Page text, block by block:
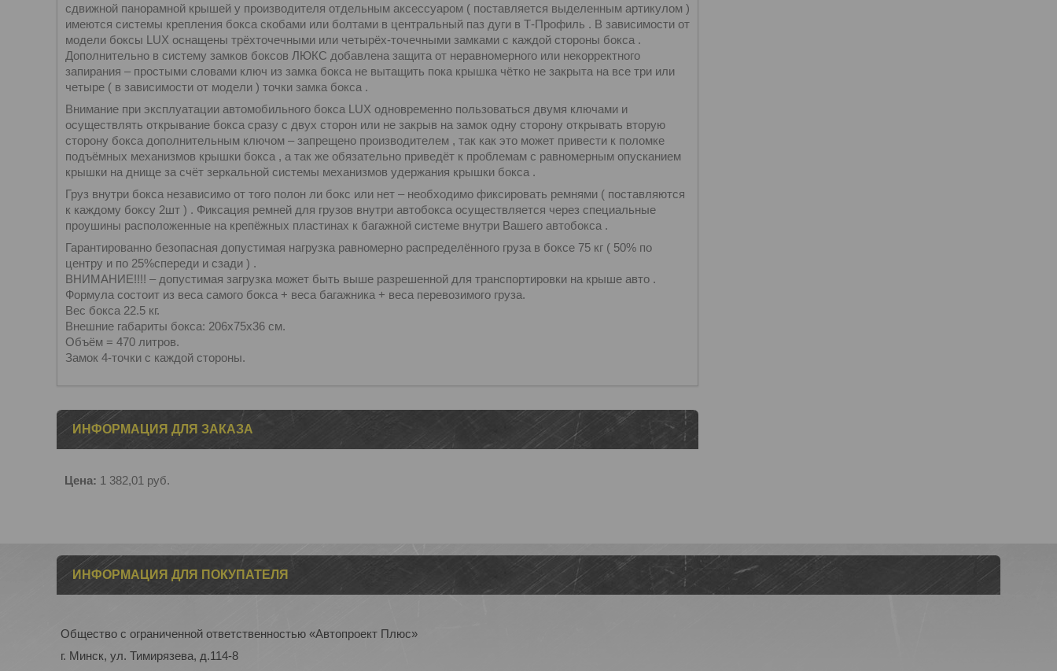
сдвижной панорамной крышей у производителя отдельным аксессуаром ( поставляется выделенным артикулом )
имеются системы крепления бокса скобами или болтами в центральный паз дуги в Т-Профиль . В зависимости от
модели боксы LUX оснащены трёхточечными или четырёх-точечными замками с каждой стороны бокса .
Дополнительно в систему замков боксов ЛЮКС добавлена защита от неравномерного или некорректного
запирания – простыми словами ключ из замка бокса не вытащить пока крышка чётко не закрыта на все три или
четыре ( в зависимости от модели ) точки замка бокса .
Внимание при эксплуатации автомобильного бокса LUX одновременно пользоваться двумя ключами и
осуществлять открывание бокса сразу с двух сторон или не закрыв на замок одну сторону открывать вторую
сторону бокса дополнительным ключом – запрещено производителем , так как это может привести к поломке
подъёмных механизмов крышки бокса , а так же обязательно приведёт к проблемам с равномерным опусканием
крышки на днище за счёт зеркальной системы механизмов удержания крышки бокса .
Груз внутри бокса независимо от того полон ли бокс или нет – необходимо фиксировать ремнями ( поставляются
к каждому боксу 2шт ) . Фиксация ремней для грузов внутри автобокса осуществляется через специальные
проушины расположенные на крепёжных пластинах к багажной системе внутри Вашего автобокса .
Гарантированно безопасная допустимая нагрузка равномерно распределённого груза в боксе 75 кг ( 50% по
центру и по 25%спереди и сзади ) .
ВНИМАНИЕ!!!! – допустимая загрузка может быть выше разрешенной для транспортировки на крыше авто .
Формула состоит из веса самого бокса + веса багажника + веса перевозимого груза.
Вес бокса 22.5 кг.
Внешние габариты бокса: 206х75х36 см.
Объём = 470 литров.
Замок 4-точки с каждой стороны.
ИНФОРМАЦИЯ ДЛЯ ЗАКАЗА
Цена: 1 382,01 руб.
ИНФОРМАЦИЯ ДЛЯ ПОКУПАТЕЛЯ
Общество с ограниченной ответственностью «Автопроект Плюс»
г. Минск, ул. Тимирязева, д.114-8